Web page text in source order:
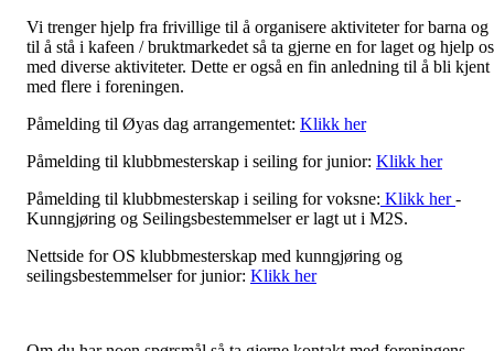
Vi trenger hjelp fra frivillige til å organisere aktiviteter for barna og
til å stå i kafeen / bruktmarkedet så ta gjerne en for laget og hjelp
med diverse aktiviteter. Dette er også en fin anledning til å bli kjent
med flere i foreningen.
Påmelding til Øyas dag arrangementet: Klikk her
Påmelding til klubbmesterskap i seiling for junior: Klikk her
Påmelding til klubbmesterskap i seiling for voksne: Klikk her-
Kunngjøring og Seilingsbestemmelser er lagt ut i M2S.
Nettside for OS klubbmesterskap med kunngjøring og
seilingsbestemmelser for junior: Klikk her